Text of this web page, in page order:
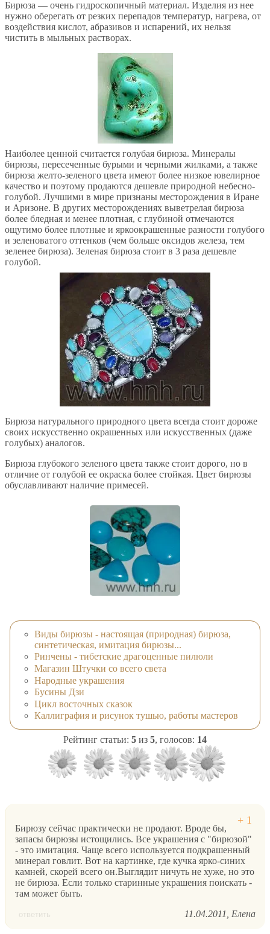
Бирюза — очень гидроскопичный материал. Изделия из нее
нужно оберегать от резких перепадов температур, нагрева, от
воздействия кислот, абразивов и испарений, их нельзя
чистить в мыльных растворах.
Наиболее ценной считается голубая бирюза. Минералы
бирюзы, пересеченные бурыми и черными жилками, а также
бирюза желто-зеленого цвета имеют более низкое ювелирное
качество и поэтому продаются дешевле природной небесно-
голубой. Лучшими в мире признаны месторождения в Иране
и Аризоне. В других месторождениях выветрелая бирюза
более бледная и менее плотная, с глубиной отмечаются
ощутимо более плотные и яркоокрашенные разности голубого
и зеленоватого оттенков (чем больше оксидов железа, тем
зеленее бирюза). Зеленая бирюза стоит в 3 раза дешевле
голубой.
Бирюза натурального природного цвета всегда стоит дороже
своих искусственно окрашенных или искусственных (даже
голубых) аналогов.
Бирюза глубокого зеленого цвета также стоит дорого, но в
отличие от голубой ее окраска более стойкая. Цвет бирюзы
обуславливают наличие примесей.
Виды бирюзы - настоящая (природная) бирюза,
синтетическая, имитация бирюзы...
Ринчены - тибетские драгоценные пилюли
Магазин Штучки со всего света
Народные украшения
Бусины Дзи
Цикл восточных сказок
Каллиграфия и рисунок тушью, работы мастеров
Рейтинг статьи: 5 из 5, голосов: 14
Бирюзу сейчас практически не продают. Вроде бы,
запасы бирюзы истощились. Все украшения с "бирюзой"
- это имитация. Чаще всего используется подкрашенный
минерал говлит. Вот на картинке, где кучка ярко-синих
камней, скорей всего он.Выглядит ничуть не хуже, но это
не бирюза. Если только старинные украшения поискать -
там может быть.
ответить 11.04.2011 Елена